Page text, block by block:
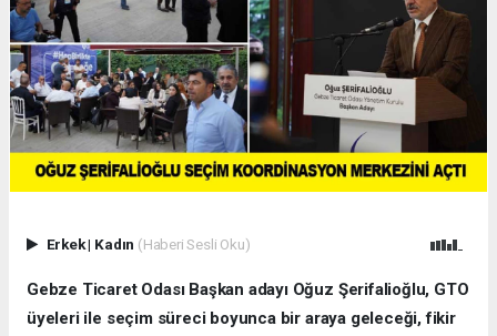
Erkek| Kadın (Haberi Sesli Oku)
Gebze Ticaret Odası Başkan adayı Oğuz Şerifalioğlu, GTO
üyeleri ile seçim süreci boyunca bir araya geleceği, fikir